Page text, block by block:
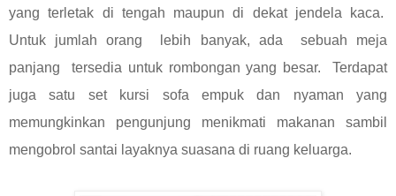
yang terletak di tengah maupun di dekat jendela kaca.
Untuk jumlah orang lebih banyak, ada sebuah meja
panjang tersedia untuk rombongan yang besar. Terdapat
juga satu set kursi sofa empuk dan nyaman yang
memungkinkan pengunjung menikmati makanan sambil
mengobrol santai layaknya suasana di ruang keluarga.